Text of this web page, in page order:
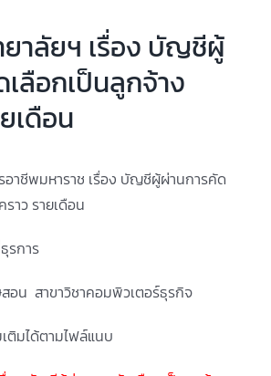
ยาลัยฯ เรื่อง บัญชีผู้
ลือกเป็นลูกจ้าง
เดือน
อาชีพมหาราช เรื่อง บัญชีผู้ผ่านการคัด
าว รายเดือน
รการ
อน สาขาวิชาคอมพิวเตอร์ธุรกิจ
ติมได้ตามไฟล์แนบ